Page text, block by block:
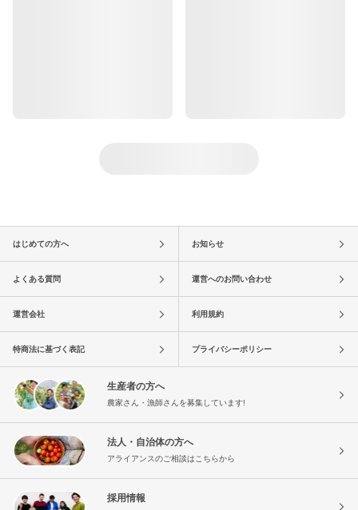
はじめての方へ お知らせ
よくある質問 運営へのお問い合わせ
運営会社 利用規約
特商法に基づく表記 プライバシーポリシー
生産者の方へ
農家さん・漁師さんを募集しています!
法人・自治体の方へ
アライアンスのご相談はこちらから
採用情報